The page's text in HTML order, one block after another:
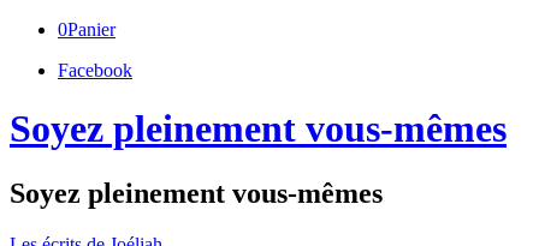
0Panier
Facebook
Soyez pleinement vous-mêmes
Soyez pleinement vous-mêmes